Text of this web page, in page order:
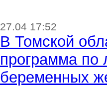
27.04 17:52
В Томской
программа
беременных